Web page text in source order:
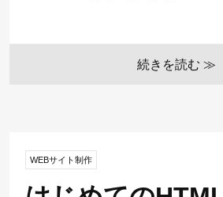
続きを読む ≫
WEBサイト制作